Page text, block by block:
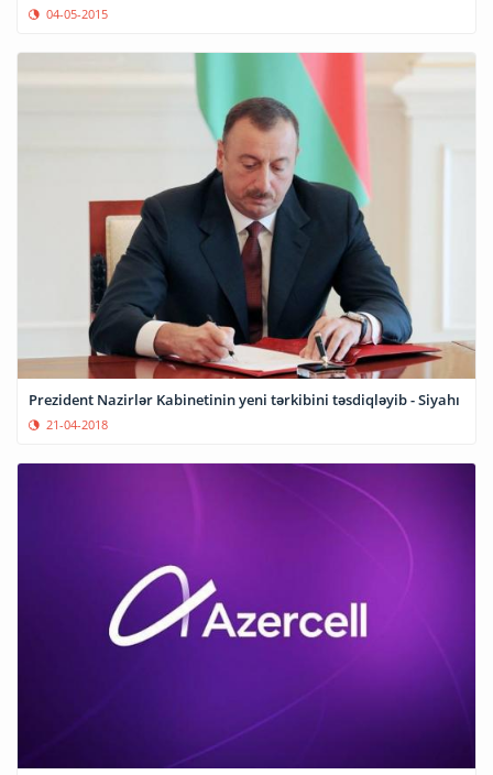
04-05-2015
Prezident Nazirlər Kabinetinin yeni tərkibini təsdiqləyib - Siyahı
21-04-2018